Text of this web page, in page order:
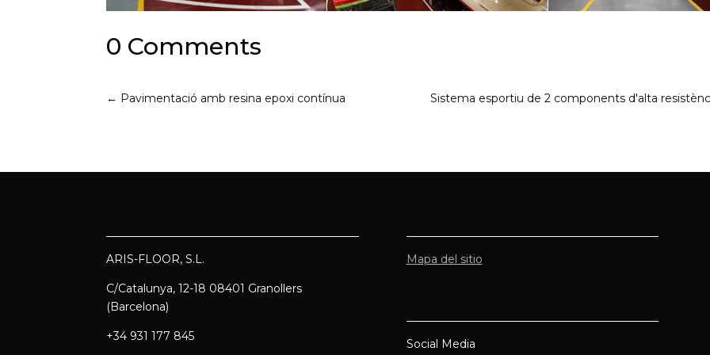
0 Comments
← Pavimentació amb resina epoxi contínua Sistema esportiu de 2 components d'alta
ARIS-FLOOR, S.L.
C/Catalunya, 12-18 08401 Granollers
(Barcelona)
+34 931 177 845
Mapa del sitio
Social Media